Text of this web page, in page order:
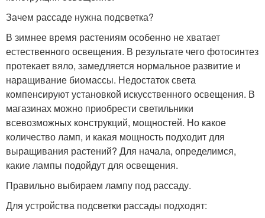
Зачем рассаде нужна подсветка?
В зимнее время растениям особенно не хватает
естественного освещения. В результате чего фотосинтез
протекает вяло, замедляется нормальное развитие и
наращивание биомассы. Недостаток света
компенсируют установкой искусственного освещения. В
магазинах можно приобрести светильники
всевозможных конструкций, мощностей. Но какое
количество ламп, и какая мощность подходит для
выращивания растений? Для начала, определимся,
какие лампы подойдут для освещения.
Правильно выбираем лампу под рассаду.
Для устройства подсветки рассады подходят: